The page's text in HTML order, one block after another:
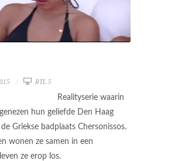
RTL 5
Realityserie waarin
hun geliefde Den Haag
Griekse badplaats Chersonissos.
wonen ze samen in een
ze erop los.